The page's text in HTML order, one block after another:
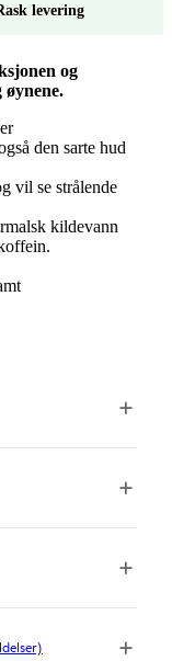
levering
og
øynene.
den sarte hud
vil se strålende
kildevann